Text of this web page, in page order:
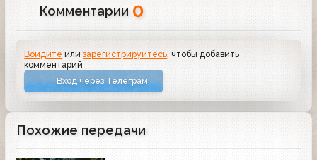
Комментарии 0
Войдите илизарегистрируйтесь, чтобы добавить
комментарий
Вход через Телеграм
Похожие передачи